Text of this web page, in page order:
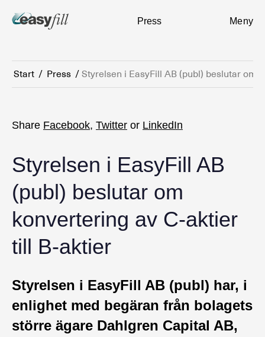
Press Meny
Start / Press / Styrelsen i EasyFill AB (publ) beslutar om
Share Facebook, Twitter or LinkedIn
Styrelsen i EasyFill AB
(publ) beslutar om
konvertering av C-aktier
till B-aktier
Styrelsen i EasyFill AB (publ) har, i
enlighet med begäran från bolagets
större ägare Dahlgren Capital AB,